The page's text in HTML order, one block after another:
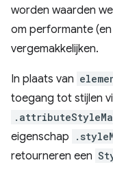
worden waarden
om performante (en
vergemakkelijken.
In plaats van
toegang tot stijlen
eigenschap
retourneren een